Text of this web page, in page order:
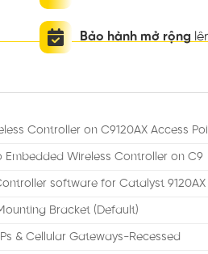
Bảo hành mở rộng
Controller on C9120AX Access
Embedded Wireless Controller on C9
software for Catalyst 9120AX
Bracket (Default)
& Cellular Gateways-Recessed